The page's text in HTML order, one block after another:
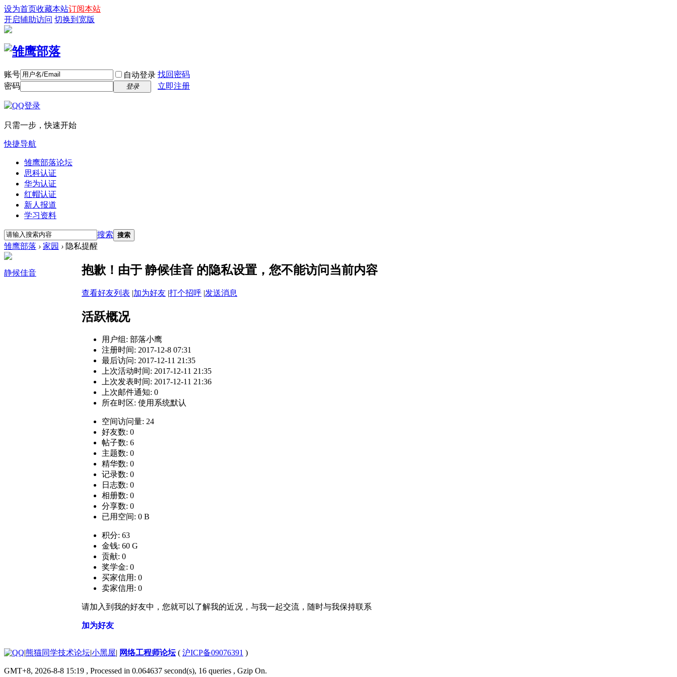
设为首页收藏本站订阅本站
开启辅助访问 切换到宽版
账号 自动登录 找回密码
密码
登录 立即注册
只需一步，快速开始
快捷导航
雏鹰部落论坛
思科认证
华为认证
红帽认证
新人报道
学习资料
搜索 搜索
雏鹰部落 › 家园 › 隐私提醒
静候佳音 抱歉！由于 静候佳音 的隐私设置，您不能访问当前内容
查看好友列表 |加为好友 |打个招呼 |发送消息
活跃概况
用户组: 部落小鹰
注册时间: 2017-12-8 07:31
最后访问: 2017-12-11 21:35
上次活动时间: 2017-12-11 21:35
上次发表时间: 2017-12-11 21:36
上次邮件通知: 0
所在时区: 使用系统默认
空间访问量: 24
好友数: 0
帖子数: 6
主题数: 0
精华数: 0
记录数: 0
日志数: 0
相册数: 0
分享数: 0
已用空间: 0 B
积分: 63
金钱: 60 G
贡献: 0
奖学金: 0
买家信用: 0
卖家信用: 0
请加入到我的好友中，您就可以了解我的近况，与我一起交流，随时与我保持联系
加为好友
|熊猫同学技术论坛|小黑屋| 网络工程师论坛( 沪ICP备09076391 )
GMT+8, 2026-8-8 15:19 , Processed in 0.064637 second(s), 16 queries , Gzip On.